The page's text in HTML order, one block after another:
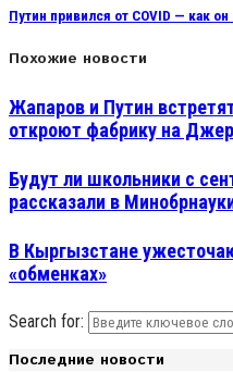
Путин привился от COVID — как
Похожие новости
Жапаров и Путин
откроют фабрику на
Будут ли школьники с
рассказали в
В Кыргызстане
«обменках»
Search for:
Последние новости